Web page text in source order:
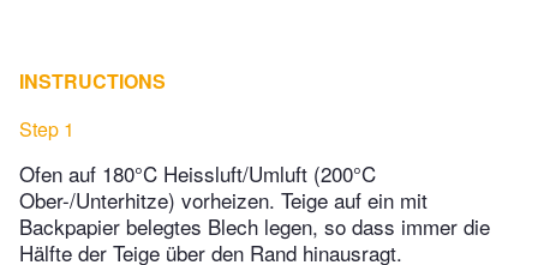
INSTRUCTIONS
Step 1
Ofen auf 180°C Heissluft/Umluft (200°C
Ober-/Unterhitze) vorheizen. Teige auf ein mit
Backpapier belegtes Blech legen, so dass immer die
Hälfte der Teige über den Rand hinausragt.